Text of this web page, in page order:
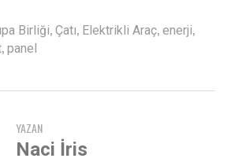
Birliği, Çatı, Elektrikli Araç, enerji,
, panel
YAZAN
Naci İris